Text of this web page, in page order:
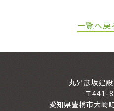
一覧へ戻
丸昇彦坂建
〒441-
愛知県豊橋市大崎